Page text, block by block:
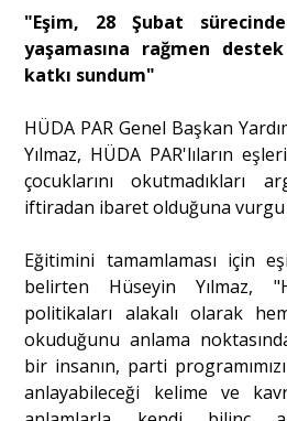
Sağlık
"Eşim, 28 Şubat
yaşamasına rağmen
katkı sundum"
HÜDA PAR Genel Başkan
Yılmaz, HÜDA PAR'lıların
çocuklarını okutmadıkları
iftiradan ibaret olduğuna vurgu
Eğitimini tamamlaması için
belirten Hüseyin Yılmaz,
politikaları alakalı olarak
okuduğunu anlama
bir insanın, parti
anlayabileceği kelime ve